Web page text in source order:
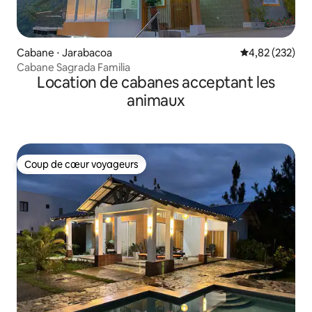
Cabane ⋅ Jarabacoa Évaluation
4,82 (232)
Cabane Sagrada Familia
Location de cabanes acceptant les
animaux
Coup de cœur voyageurs
Coup de cœur voyageurs